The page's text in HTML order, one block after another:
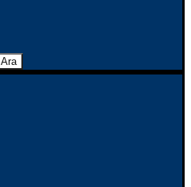
Ara